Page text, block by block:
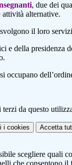
, due dei
attività alternative.
il loro
e della presidenza
si occupano
da questo
i cookies Accetta
scegliere quali